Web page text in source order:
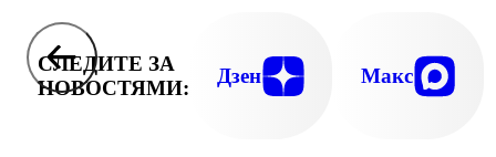
СЛЕДИТЕ ЗА
НОВОСТЯМИ:
Дзен Макс